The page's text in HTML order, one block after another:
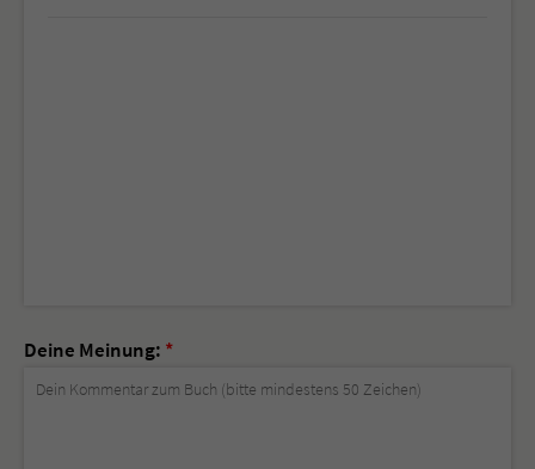
Deine Meinung: *